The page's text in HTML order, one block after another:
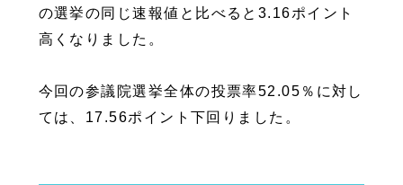
の選挙の同じ速報値と比べると3.16ポイント
高くなりました。
今回の参議院選挙全体の投票率52.05％に対し
ては、17.56ポイント下回りました。